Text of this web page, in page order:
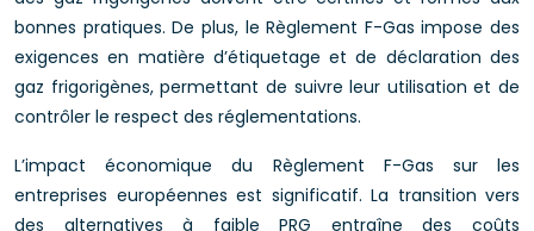
bonnes pratiques. De plus, le Règlement F-Gas impose des
exigences en matière d’étiquetage et de déclaration des
gaz frigorigènes, permettant de suivre leur utilisation et de
contrôler le respect des réglementations.
L’impact économique du Règlement F-Gas sur les
entreprises européennes est significatif. La transition vers
des alternatives à faible PRG entraîne des coûts